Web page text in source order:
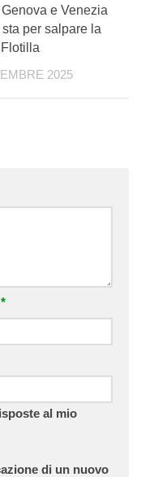
e Venezia
sta per salpare la
2025
*
al mio
di un nuovo